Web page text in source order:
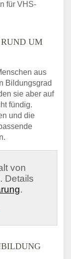
für VHS-
UM
aus
Bildungsgrad
sie aber auf
fündig.
und die
von
Details
.